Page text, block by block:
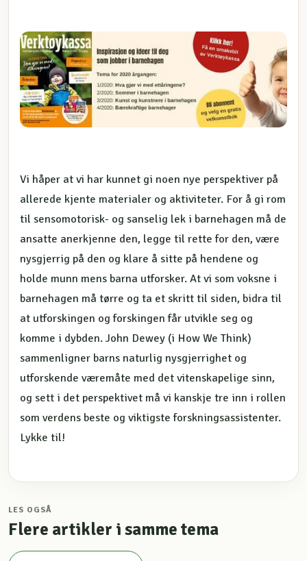
Vi håper at vi har kunnet gi noen nye perspektiver på
allerede kjente materialer og aktiviteter. For å gi rom
til sensomotorisk- og sanselig lek i barnehagen må de
ansatte anerkjenne den, legge til rette for den, være
nysgjerrig på den og klare å sitte på hendene og
holde munn mens barna utforsker. At vi som voksne i
barnehagen må tørre og ta et skritt til siden, bidra til
at utforskingen og forskingen får utvikle seg og
komme i dybden. John Dewey (i How We Think)
sammenligner barns naturlig nysgjerrighet og
utforskende væremåte med det vitenskapelige sinn,
og sett i det perspektivet må vi kanskje tre inn i rollen
som verdens beste og viktigste forskningsassistenter.
Lykke til!
LES OGSÅ
Flere artikler i samme tema